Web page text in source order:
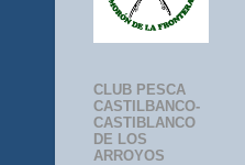
CLUB PESCA
CASTILBANCO-
CASTIBLANCO
DE LOS
ARROYOS